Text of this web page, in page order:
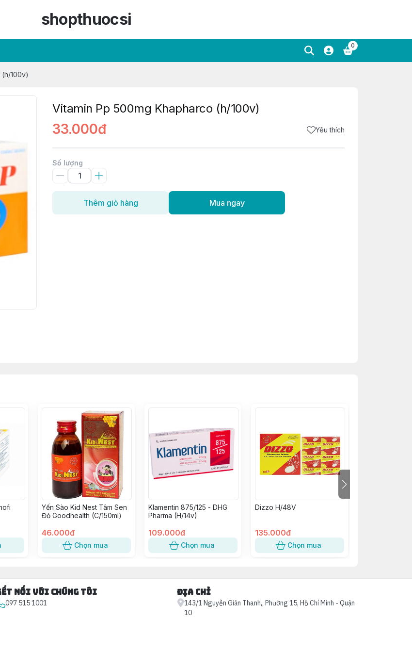
shopthuocsi
0
100v)
Vitamin Pp 500mg Khapharco (h/100v)
33.000đ Yêu thích
Số lượng
Thêm giỏ hàng Mua ngay
Yến Sào Kid Nest Tâm Sen
Đỏ Goodhealth (C/150ml)
46.000đ
Chọn mua
Klamentin 875/125 - DHG
Pharma (H/14v)
109.000đ
Chọn mua
Dizzo H/48V
135.000đ
Chọn mua
nối với chúng tôi
097 515 1001
Địa chỉ
143/1 Nguyễn Giản Thanh,, Phường 15, Hồ Chí Minh - Quận
10